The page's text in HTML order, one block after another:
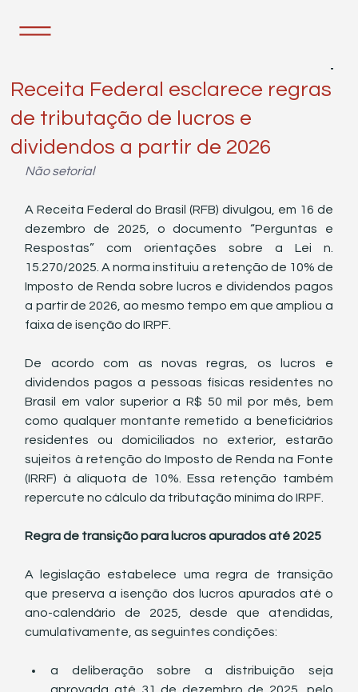
Receita Federal esclarece regras
de tributação de lucros e
dividendos a partir de 2026
Não setorial
A Receita Federal do Brasil (RFB) divulgou, em 16 de
dezembro de 2025, o documento “Perguntas e
Respostas” com orientações sobre a Lei n.
15.270/2025. A norma instituiu a retenção de 10% de
Imposto de Renda sobre lucros e dividendos pagos
a partir de 2026, ao mesmo tempo em que ampliou a
faixa de isenção do IRPF.
De acordo com as novas regras, os lucros e
dividendos pagos a pessoas físicas residentes no
Brasil em valor superior a R$ 50 mil por mês, bem
como qualquer montante remetido a beneficiários
residentes ou domiciliados no exterior, estarão
sujeitos à retenção do Imposto de Renda na Fonte
(IRRF) à alíquota de 10%. Essa retenção também
repercute no cálculo da tributação mínima do IRPF.
Regra de transição para lucros apurados até 2025
A legislação estabelece uma regra de transição
que preserva a isenção dos lucros apurados até o
ano-calendário de 2025, desde que atendidas,
cumulativamente, as seguintes condições:
a deliberação sobre a distribuição seja